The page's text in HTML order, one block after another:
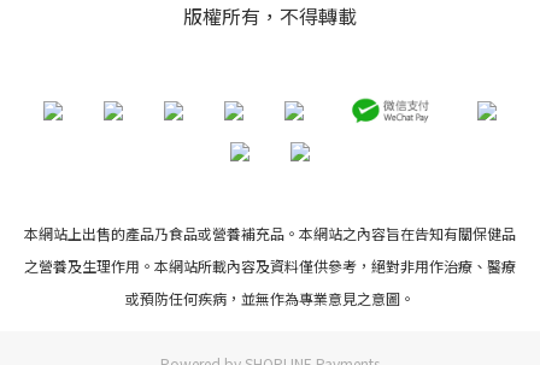
版權所有，不得轉載
本網站上出售的產品乃食品或營養補充品。本網站之內容旨在告知有關保健品
之營養及生理作用。本網站所載內容及資料僅供參考，絕對非用作治療、醫療
或預防任何疾病，並無作為專業意見之意圖。